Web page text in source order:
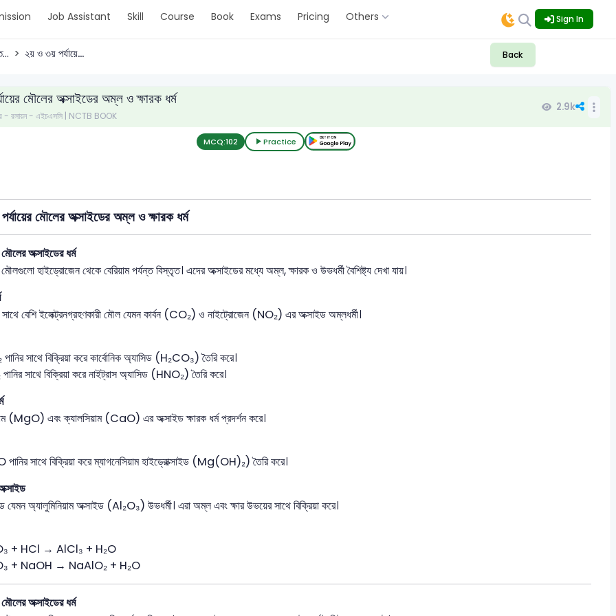
Job Assistant Skill Course Book Exams Pricing Others Sign In
২য় ও ৩য় পর্যায়ে... Back
মৌলের অক্সাইডের অম্ল ও ক্ষারক ধর্ম
- রসায়ন - এইচএসসি | NCTB BOOK
2.9k
MCQ:102 Practice
মৌলের অক্সাইডের অম্ল ও ক্ষারক ধর্ম
অক্সাইডের ধর্ম
মৌলগুলো হাইড্রোজেন থেকে বেরিয়াম পর্যন্ত বিস্তৃত। এদের অক্সাইডের মধ্যে অম্ল, ক্ষারক ও উভধর্মী বৈশিষ্ট্য দেখা যায়।
সাথে বেশি ইলেক্ট্রনগ্রহণকারী মৌল যেমন কার্বন (CO₂) ও নাইট্রোজেন (NO₂) এর অক্সাইড অম্লধর্মী।
সাথে বিক্রিয়া করে কার্বোনিক অ্যাসিড (H₂CO₃) তৈরি করে।
সাথে বিক্রিয়া করে নাইট্রাস অ্যাসিড (HNO₂) তৈরি করে।
(MgO) এবং ক্যালসিয়াম (CaO) এর অক্সাইড ক্ষারক ধর্ম প্রদর্শন করে।
সাথে বিক্রিয়া করে ম্যাগনেসিয়াম হাইড্রোক্সাইড (Mg(OH)₂) তৈরি করে।
যেমন অ্যালুমিনিয়াম অক্সাইড (Al₂O₃) উভধর্মী। এরা অম্ল এবং ক্ষার উভয়ের সাথে বিক্রিয়া করে।
+ HCl → AlCl₃ + H₂O
+ NaOH → NaAlO₂ + H₂O
অক্সাইডের ধর্ম